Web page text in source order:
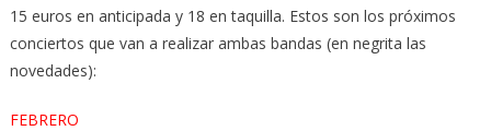
15 euros en anticipada y 18 en taquilla. Estos son los próximos
conciertos que van a realizar ambas bandas (en negrita las
novedades):
FEBRERO